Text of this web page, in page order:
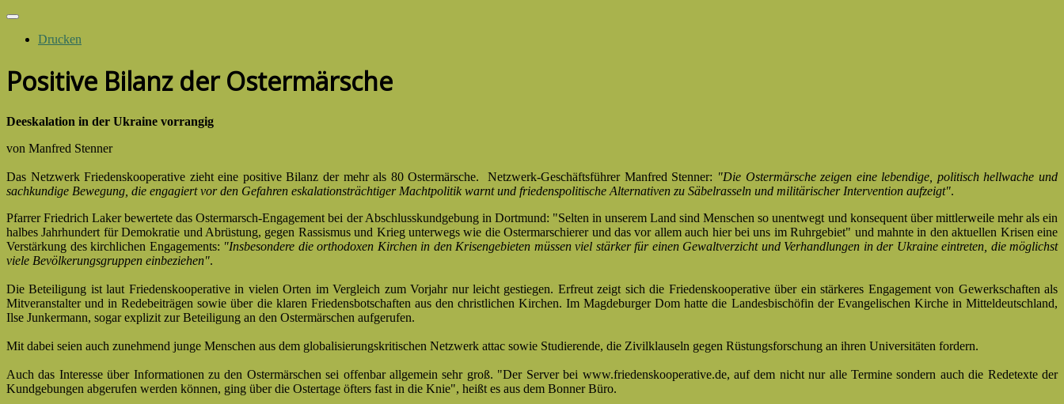
Drucken
Positive Bilanz der Ostermärsche
Deeskalation in der Ukraine vorrangig
von Manfred Stenner
Das Netzwerk Friedenskooperative zieht eine positive Bilanz der mehr als 80 Ostermärsche. Netzwerk-Geschäftsführer Manfred Stenner: "Die Ostermärsche zeigen eine lebendige, politisch hellwache und
sachkundige Bewegung, die engagiert vor den Gefahren eskalationsträchtiger Machtpolitik warnt und friedenspolitische Alternativen zu Säbelrasseln und militärischer Intervention aufzeigt".
Pfarrer Friedrich Laker bewertete das Ostermarsch-Engagement bei der Abschlusskundgebung in Dortmund: "Selten in unserem Land sind Menschen so unentwegt und konsequent über mittlerweile mehr als ein
halbes Jahrhundert für Demokratie und Abrüstung, gegen Rassismus und Krieg unterwegs wie die Ostermarschierer und das vor allem auch hier bei uns im Ruhrgebiet" und mahnte in den aktuellen Krisen eine
Verstärkung des kirchlichen Engagements: "Insbesondere die orthodoxen Kirchen in den Krisengebieten müssen viel stärker für einen Gewaltverzicht und Verhandlungen in der Ukraine eintreten, die möglichst
viele Bevölkerungsgruppen einbeziehen".
Die Beteiligung ist laut Friedenskooperative in vielen Orten im Vergleich zum Vorjahr nur leicht gestiegen. Erfreut zeigt sich die Friedenskooperative über ein stärkeres Engagement von Gewerkschaften als
Mitveranstalter und in Redebeiträgen sowie über die klaren Friedensbotschaften aus den christlichen Kirchen. Im Magdeburger Dom hatte die Landesbischöfin der Evangelischen Kirche in Mitteldeutschland,
Ilse Junkermann, sogar explizit zur Beteiligung an den Ostermärschen aufgerufen.
Mit dabei seien auch zunehmend junge Menschen aus dem globalisierungskritischen Netzwerk attac sowie Studierende, die Zivilklauseln gegen Rüstungsforschung an ihren Universitäten fordern.
Auch das Interesse über Informationen zu den Ostermärschen sei offenbar allgemein sehr groß. "Der Server bei www.friedenskooperative.de, auf dem nicht nur alle Termine sondern auch die Redetexte der
Kundgebungen abgerufen werden können, ging über die Ostertage öfters fast in die Knie", heißt es aus dem Bonner Büro.